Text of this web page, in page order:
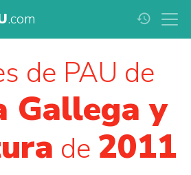
.com history
de PAU de
Gallega y
de 2011